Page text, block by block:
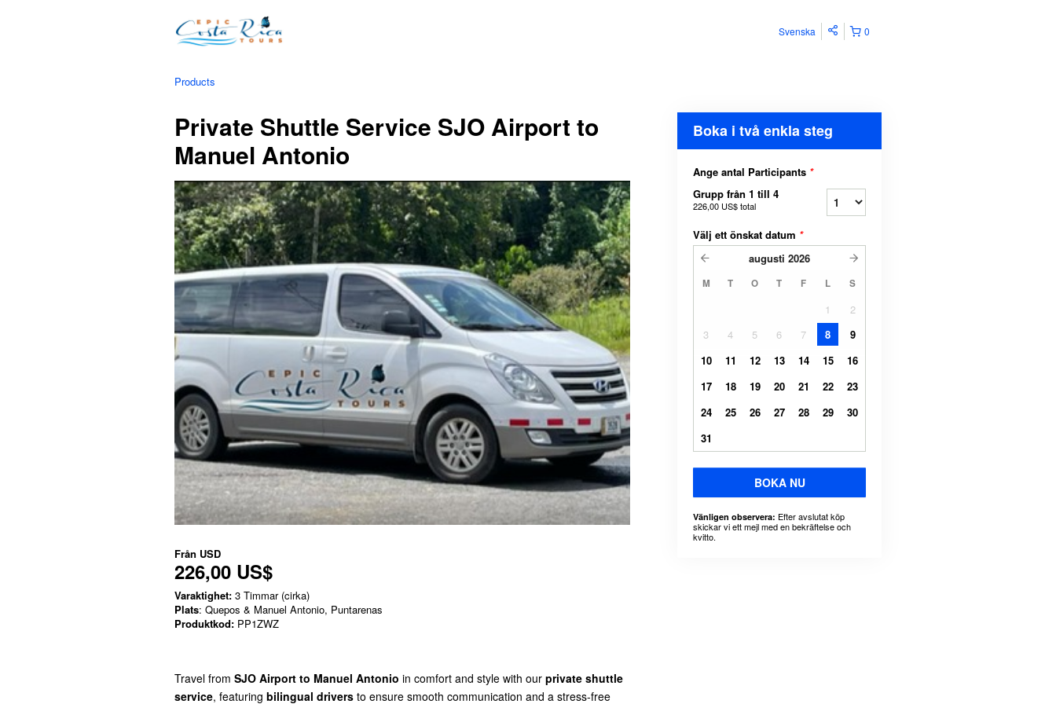
0
Svenska
Products
Private Shuttle Service SJO Airport to
Manuel Antonio
Från USD
226,00 US$
Varaktighet: 3 Timmar (cirka)
Plats: Quepos & Manuel Antonio, Puntarenas
Produktkod: PP1ZWZ
Travel from SJO Airport to Manuel Antonio in comfort and style with our private shuttle
service, featuring bilingual drivers to ensure smooth communication and a stress-free
Boka i två enkla steg
Ange antal Participants *
Grupp från 1 till 4
226,00 US$total
Välj ett önskat datum *
augusti 2026
M T O T F L S
1
2
3
4 5 6 7 8
9
10
11 12 13 14 15
16
17
18 19 20 21 22
23
24
25 26 27 28 29
30
31
BOKA NU
Vänligen observera: Efter avslutat köp
skickar vi ett mejl med en bekräftelse och
kvitto.